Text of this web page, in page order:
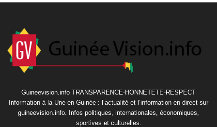
Guineevision.info TRANSPARENCE-HONNETETE-RESPECT
Information à la Une en Guinée : l’actualité et l’information en direct sur
guineevision.info. Infos politiques, internationales, économiques,
sportives et culturelles.